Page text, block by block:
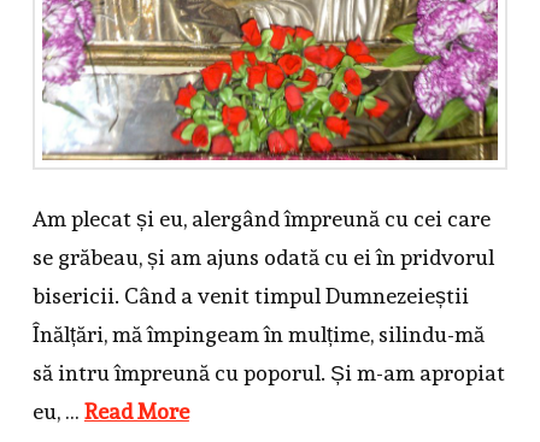
Am plecat și eu, alergând împreună cu cei care
se grăbeau, și am ajuns odată cu ei în prid­vorul
bisericii. Când a venit timpul Dum­nezeieștii
Înăl­țări, mă împingeam în mul­țime, silindu-mă
să intru împreună cu po­porul. Și m-am apropiat
eu, … Read More